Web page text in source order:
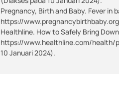
Pregnancy, Birth and Baby. Fever in
https://
Healthline. How to Safely Bring
https://www.healthline.com/health/
10 Januari 2024).